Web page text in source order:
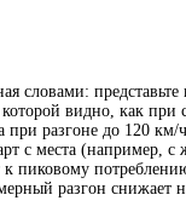
словами:
видно, как при
разгоне до 120 км/ч
с места (например, с
пиковому
разгон снижает